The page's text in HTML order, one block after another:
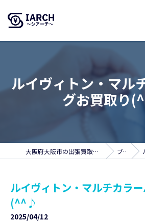
ルイヴィトン・マル
グお買取り
大阪府大阪市の出張買取ならSIARCH～シアーチ～ ブログ
ルイヴィトン・マルチカラ
(^^♪
2025/04/12